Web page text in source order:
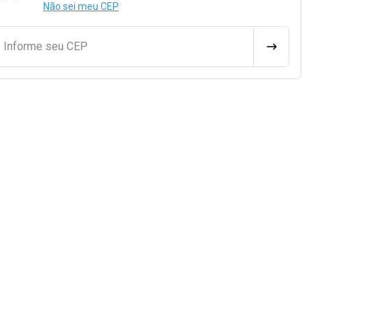
Não sei meu CEP
Informe seu CEP CALCULAR FRETE